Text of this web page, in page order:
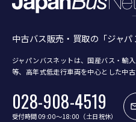
中古バス販売・買取の「ジャパ
ジャパンバスネットは、国産バス・輸
等、 高年式低走行車両を中心とした中
028-908-4519
受付時間 09:00〜18:00（土日祝休）